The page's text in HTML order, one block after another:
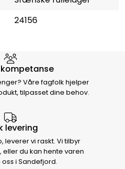
24156
Halvorsen
Våre fagfolk hjelper
tilpasset dine behov.
levering
leverer vi raskt. Vi tilbyr
du kan hente varen
i Sandefjord.